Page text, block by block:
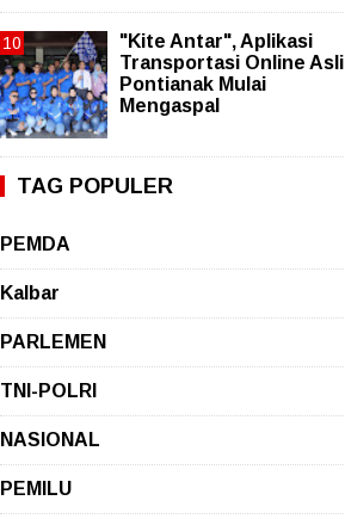
"Kite Antar", Aplikasi
Transportasi Online Asli
Pontianak Mulai
Mengaspal
TAG POPULER
PEMDA
Kalbar
PARLEMEN
TNI-POLRI
NASIONAL
PEMILU